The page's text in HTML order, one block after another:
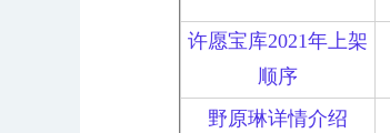
许愿宝库2021年上架
顺序
野原琳详情介绍